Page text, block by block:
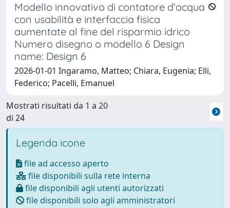
Modello innovativo di contatore d’acqua
con usabilità e interfaccia fisica
aumentate al fine del risparmio idrico
Numero disegno o modello 6 Design
name: Design 6
2026-01-01 Ingaramo, Matteo; Chiara, Eugenia; Elli,
Federico; Pacelli, Emanuel
Mostrati risultati da 1 a 20
di 24
Legenda icone
file ad accesso aperto
file disponibili sulla rete interna
file disponibili agli utenti autorizzati
file disponibili solo agli amministratori